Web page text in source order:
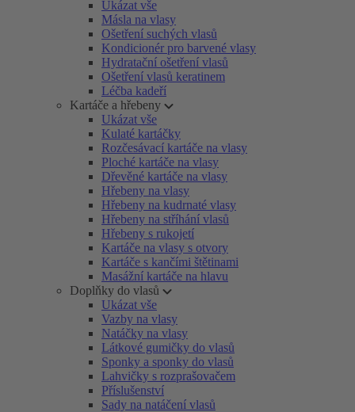
Ukázat vše
Másla na vlasy
Ošetření suchých vlasů
Kondicionér pro barvené vlasy
Hydratační ošetření vlasů
Ošetření vlasů keratinem
Léčba kadeří
Kartáče a hřebeny
Ukázat vše
Kulaté kartáčky
Rozčesávací kartáče na vlasy
Ploché kartáče na vlasy
Dřevěné kartáče na vlasy
Hřebeny na vlasy
Hřebeny na kudrnaté vlasy
Hřebeny na stříhání vlasů
Hřebeny s rukojetí
Kartáče na vlasy s otvory
Kartáče s kančími štětinami
Masážní kartáče na hlavu
Doplňky do vlasů
Ukázat vše
Vazby na vlasy
Natáčky na vlasy
Látkové gumičky do vlasů
Sponky a sponky do vlasů
Lahvičky s rozprašovačem
Příslušenství
Sady na natáčení vlasů